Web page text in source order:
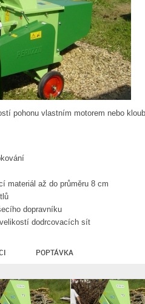
pohonu vlastním motorem nebo
materiál až do průměru 8 cm
dopravníku
dodrcovacích sít
POPTÁVKA